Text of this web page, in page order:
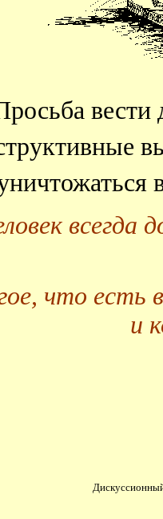
вести
всегда
что есть
и